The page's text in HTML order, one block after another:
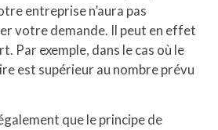
entreprise n’aura pas
votre demande. Il peut en effet
Par exemple, dans le cas où le
est supérieur au nombre prévu
que le principe de